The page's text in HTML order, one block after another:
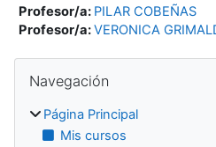
Profesor/a: PILAR COBEÑAS
Profesor/a:VERONICA
Bloques
Navegación
Página Principal
Mis cursos